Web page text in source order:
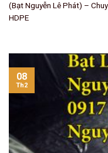
(Bạt Nguyễn Lê Phát) –
HDPE
08
Th2